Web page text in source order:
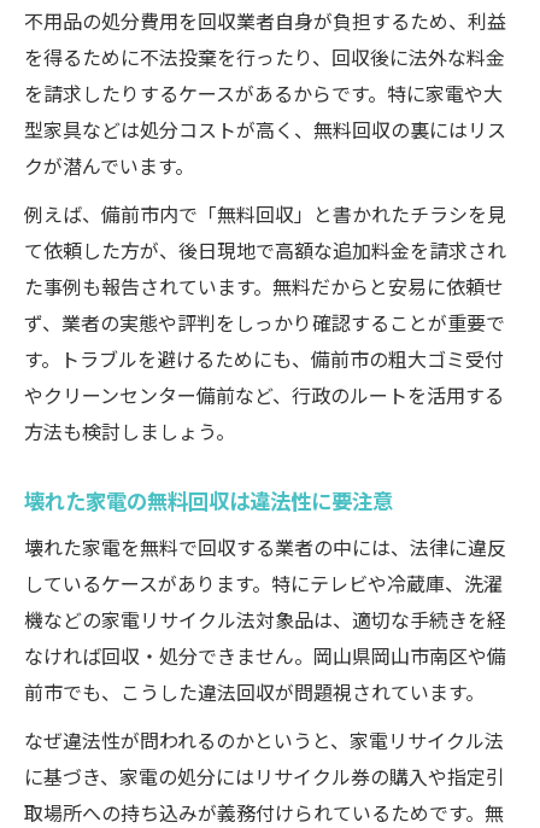
不用品の処分費用を回収業者自身が負担するため、利益
を得るために不法投棄を行ったり、回収後に法外な料金
を請求したりするケースがあるからです。特に家電や大
型家具などは処分コストが高く、無料回収の裏にはリス
クが潜んでいます。
例えば、備前市内で「無料回収」と書かれたチラシを見
て依頼した方が、後日現地で高額な追加料金を請求され
た事例も報告されています。無料だからと安易に依頼せ
ず、業者の実態や評判をしっかり確認することが重要で
す。トラブルを避けるためにも、備前市の粗大ゴミ受付
やクリーンセンター備前など、行政のルートを活用する
方法も検討しましょう。
壊れた家電の無料回収は違法性に要注意
壊れた家電を無料で回収する業者の中には、法律に違反
しているケースがあります。特にテレビや冷蔵庫、洗濯
機などの家電リサイクル法対象品は、適切な手続きを経
なければ回収・処分できません。岡山県岡山市南区や備
前市でも、こうした違法回収が問題視されています。
なぜ違法性が問われるのかというと、家電リサイクル法
に基づき、家電の処分にはリサイクル券の購入や指定引
取場所への持ち込みが義務付けられているためです。無